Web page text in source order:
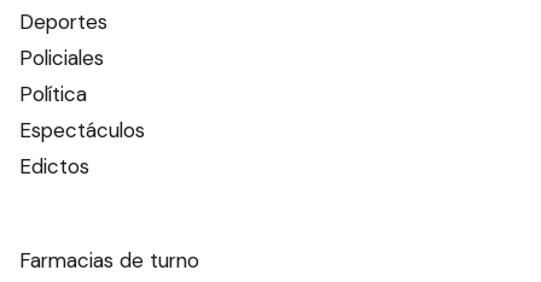
Deportes
Policiales
Política
Espectáculos
Edictos
Farmacias de turno